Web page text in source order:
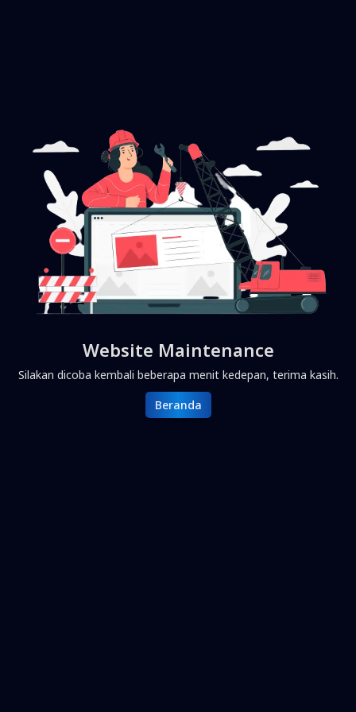
Website Maintenance
Silakan dicoba kembali beberapa menit kedepan, terima kasih.
Beranda